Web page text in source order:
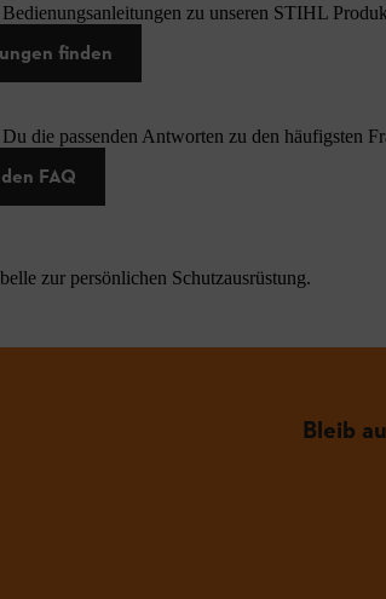
zu unseren STIHL
finden
die passenden Antworten zu den häufigsten
FAQ
zur persönlichen Schutzausrüstung.
Bleib